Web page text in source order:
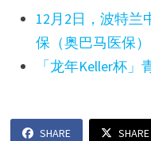
12月2日，波特兰
保（奥巴马医保）
「龙年Keller杯
SHARE SHARE